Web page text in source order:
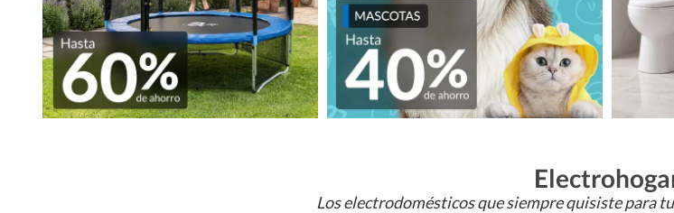
Los electrodomésticos que siempre quisiste para